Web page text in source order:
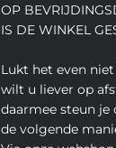
OP
IS DE WINKEL
Lukt het even
wilt u liever op
daarmee steun je
de volgende